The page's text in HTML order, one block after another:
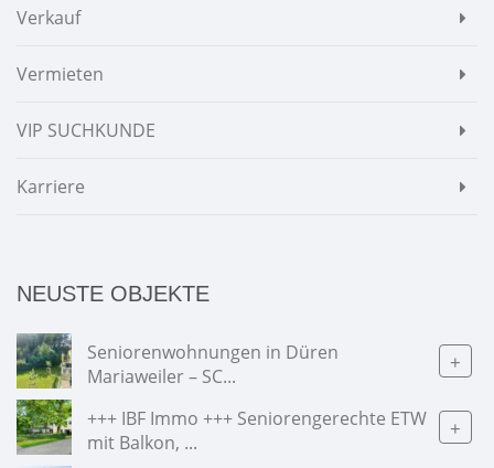
Verkauf
Vermieten
VIP SUCHKUNDE
Karriere
NEUSTE OBJEKTE
Seniorenwohnungen in Düren
Mariaweiler – SC...
+
+++ IBF Immo +++ Seniorengerechte ETW
mit Balkon, ...
+